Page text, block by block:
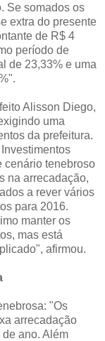
Se somados os
extra do presente
de R$ 4
período de
de 23,33% e uma
Alisson Diego,
uma
da prefeitura.
cenário tenebroso
na arrecadação,
a rever vários
para 2016.
manter os
mas está
afirmou.
"Os
arrecadação
ano. Além